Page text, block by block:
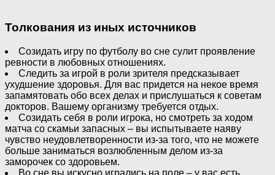
Толкования из иных источников
Созидать игру по футболу во сне сулит проявление
ревности в любовных отношениях.
Следить за игрой в роли зрителя предсказывает
ухудшение здоровья. Для вас придется на некое время
запамятовать обо всех делах и прислушаться к советам
докторов. Вашему организму требуется отдых.
Созидать себя в роли игрока, но смотреть за ходом
матча со скамьи запасных – вы испытываете наяву
чувство неудовлетворенности из-за того, что не можете
больше заниматься возлюбленным делом из-за
заморочек со здоровьем.
Во сне вы искусно игрались на поле – у вас есть